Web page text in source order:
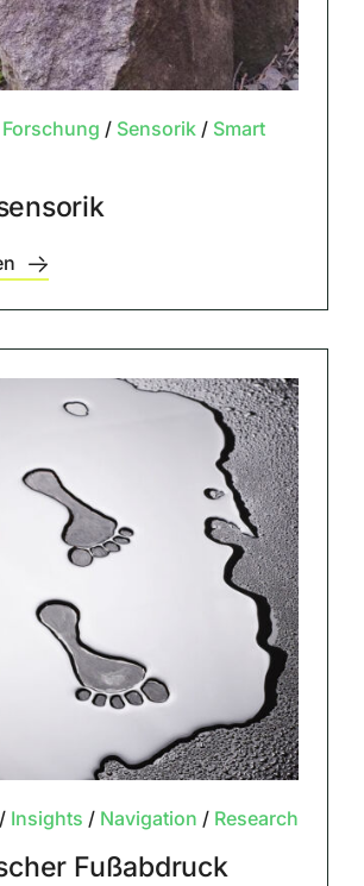
Forschung / Sensorik/ Smart
/ Insights / Navigation / Research
Fußabdruck